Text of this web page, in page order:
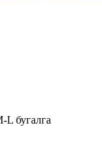
L бугалга